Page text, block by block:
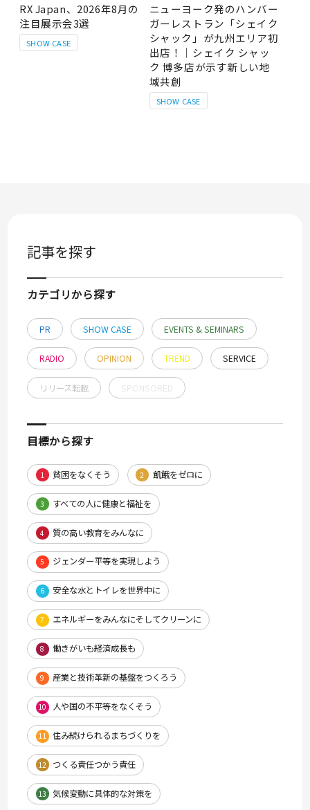
SHOW CASE
RX Japan、2026年8月の
注目展示会3選
SHOW CASE
ニューヨーク発のハンバー
ガーレストラン「シェイク
シャック」が九州エリア初
出店！｜シェイク シャッ
ク 博多店が示す新しい地
域共創
記事を探す
カテゴリから探す
PR SHOW CASE EVENTS & SEMINARS
RADIO OPINION TREND SERVICE
リリース転載
目標から探す
1 貧困をなくそう 2 飢餓をゼロに
3 すべての人に健康と福祉を
4 質の高い教育をみんなに
5 ジェンダー平等を実現しよう
6 安全な水とトイレを世界中に
7 エネルギーをみんなにそしてクリーンに
8 働きがいも経済成長も
9 産業と技術革新の基盤をつくろう
10 人や国の不平等をなくそう
11 住み続けられるまちづくりを
12 つくる責任つかう責任
13 気候変動に具体的な対策を